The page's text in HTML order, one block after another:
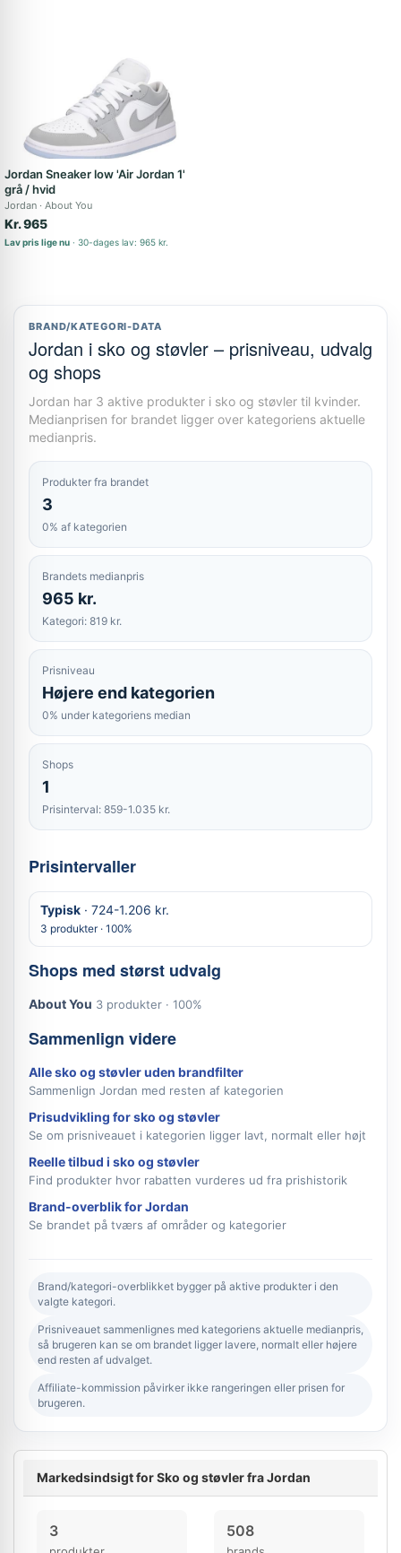
Jordan Sneaker low 'Air Jordan 1'
grå / hvid
Jordan About You
Kr. 965
Lav pris lige nu 30-dages lav: 965 kr.
BRAND/KATEGORI-DATA
Jordan i sko og støvler – prisniveau, udvalg
og shops
Jordan har 3 aktive produkter i sko og støvler til kvinder.
Medianprisen for brandet ligger over kategoriens aktuelle
medianpris.
Produkter fra brandet
3
0% af kategorien
Brandets medianpris
965 kr.
Kategori: 819 kr.
Prisniveau
Højere end kategorien
0% under kategoriens median
Shops
1
Prisinterval: 859-1.035 kr.
Prisintervaller
Typisk · 724-1.206 kr.
3 produkter · 100%
Shops med størst udvalg
About You 3 produkter · 100%
Sammenlign videre
Alle sko og støvler uden brandfilter
Sammenlign Jordan med resten af kategorien
Prisudvikling for sko og støvler
Se om prisniveauet i kategorien ligger lavt, normalt eller højt
Reelle tilbud i sko og støvler
Find produkter hvor rabatten vurderes ud fra prishistorik
Brand-overblik for Jordan
Se brandet på tværs af områder og kategorier
Brand/kategori-overblikket bygger på aktive produkter i den
valgte kategori.
Prisniveauet sammenlignes med kategoriens aktuelle medianpris,
så brugeren kan se om brandet ligger lavere, normalt eller højere
end resten af udvalget.
Affiliate-kommission påvirker ikke rangeringen eller prisen for
brugeren.
Markedsindsigt for Sko og støvler fra Jordan
3 508